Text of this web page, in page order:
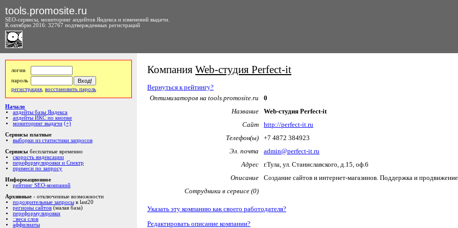
tools.promosite.ru
SEO-сервисы, мониторинг апдейтов Яндекса и изменений выдачи.
К октябрю 2016: 32767 подтвержденных регистраций
логин
пароль
регистрация восстановить пароль
Начало
апдейты базы Яндекса
апдейты ИКС по кнопке
мониторинг выдачи (+)
Сервисы платные
выборки из статистики запросов
Сервисы бесплатные временно
скорость яндексации
переформулировки и Спектр
примеси по запросу
Информационное
рейтинг SEO-компаний
Архивные - отключенные возможности
подозрительные запросы в last20
регионы сайтов (малая база)
переформулировки
::веса слов
аффилиаты
Компания Web-студия Perfect-it
Вернуться к рейтингу?
Оптимизаторов на tools.promosite.ru
0
Название
Web-студия Perfect-it
Сайт
http://perfect-it.ru
Телефон(ы)
+7 4872 384923
Эл. почта
admin@perfect-it.ru
Адрес
г.Тула, ул. Станиславского, д.15, оф.6
Описание
Создание сайтов и интернет-магазинов. Поддержка и
Сотрудники в сервисе (0)
Указать эту компанию как своего работодателя?
Редактировать описание компании?